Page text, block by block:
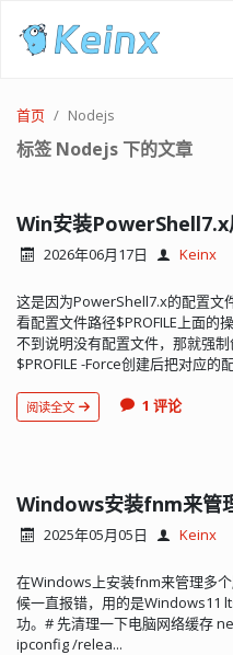
首页 Nodejs
标签 Nodejs 下的文章
2026年06月17日 Keinx
这是因为PowerShell7.x的配置文
看配置文件路径$PROFILE上面的
不到说明没有配置文件，那就强
$PROFILE -Force创建后把对应的
阅读全文 1 评论
Windows安装fnm来管
2025年05月05日 Keinx
在Windows上安装fnm来管理多
候一直报错，用的是Windows11
功。# 先清理一下电脑网络缓存
ipconfig /relea...